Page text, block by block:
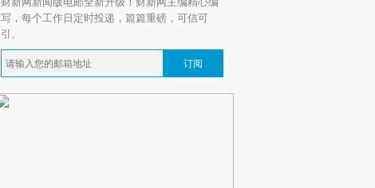
写，每个工作日定时投递，篇篇重磅，可信可
引。
订阅